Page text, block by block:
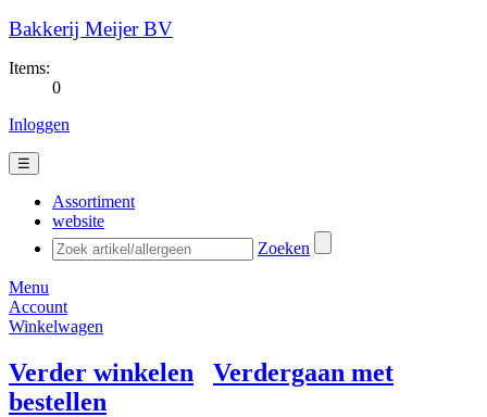
Bakkerij Meijer BV
Items:
0
Inloggen
☰
Assortiment
website
Zoeken
Menu
Account
Winkelwagen
Verder winkelen
Verdergaan met
bestellen